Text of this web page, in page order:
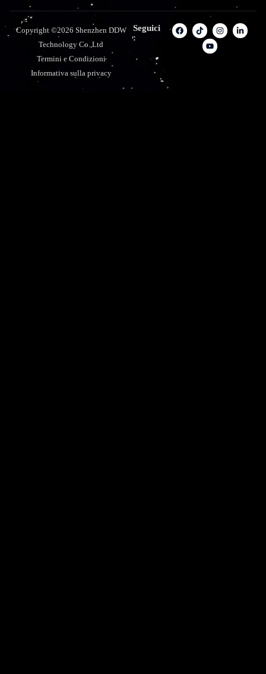
Copyright ©2026 Shenzhen DDW
Technology Co.,Ltd
Termini e Condizioni
Informativa sulla privacy
Seguici
: